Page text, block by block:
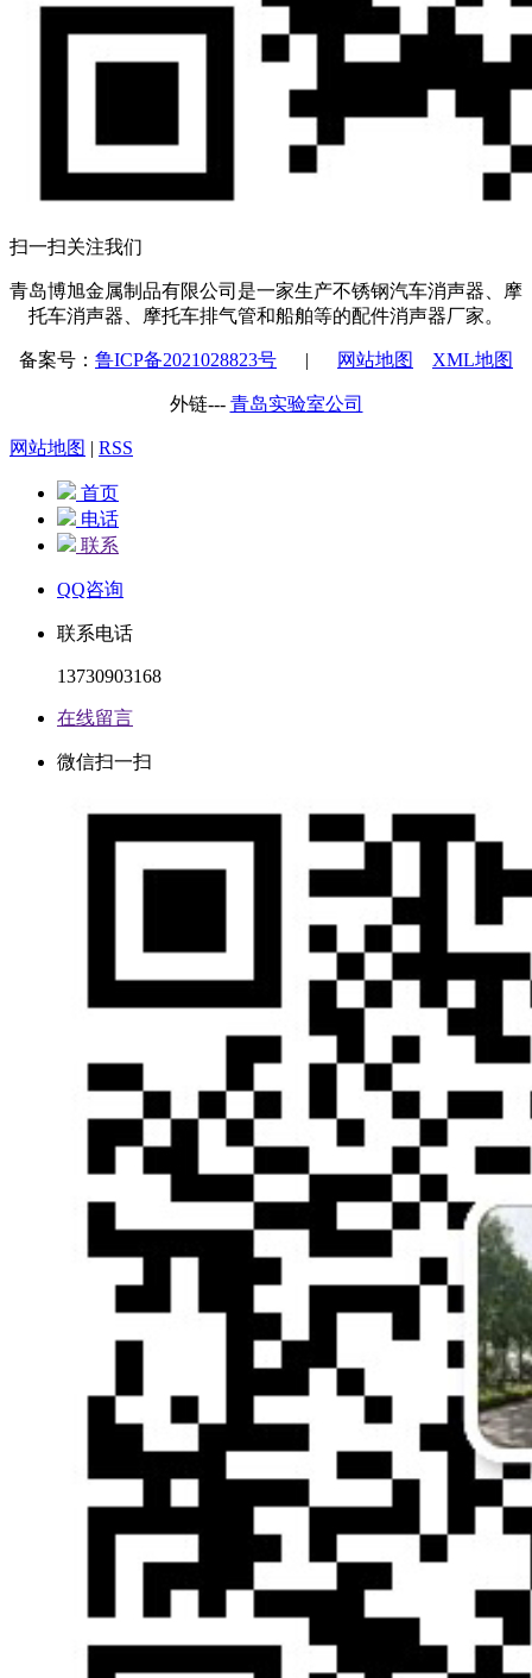
扫一扫关注我们
青岛博旭金属制品有限公司是一家生产不锈钢汽车消声器、摩
托车消声器、摩托车排气管和船舶等的配件消声器厂家。
备案号： 鲁ICP备2021028823号 | 网站地图 XML地图
外链--- 青岛实验室公司
网站地图 | RSS
首页
电话
联系
QQ咨询
联系电话
13730903168
在线留言
微信扫一扫